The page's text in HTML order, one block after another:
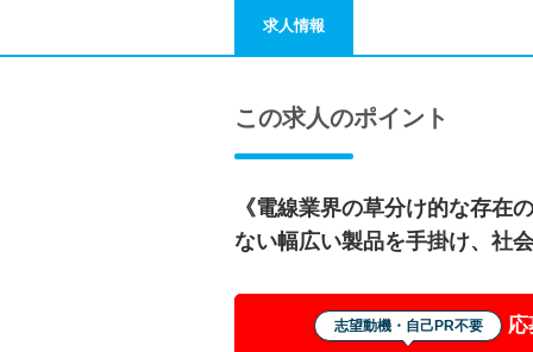
求人情報
この求人のポイント
《電線業界の草分け的な存在
ない幅広い製品を手掛け、社
志望動機・自己PR不要